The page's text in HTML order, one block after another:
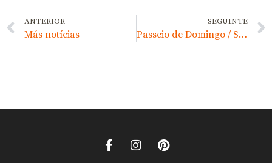
ANTERIOR
Más notícias
SEGUINTE
Passeio de Domingo / Sunday Walk